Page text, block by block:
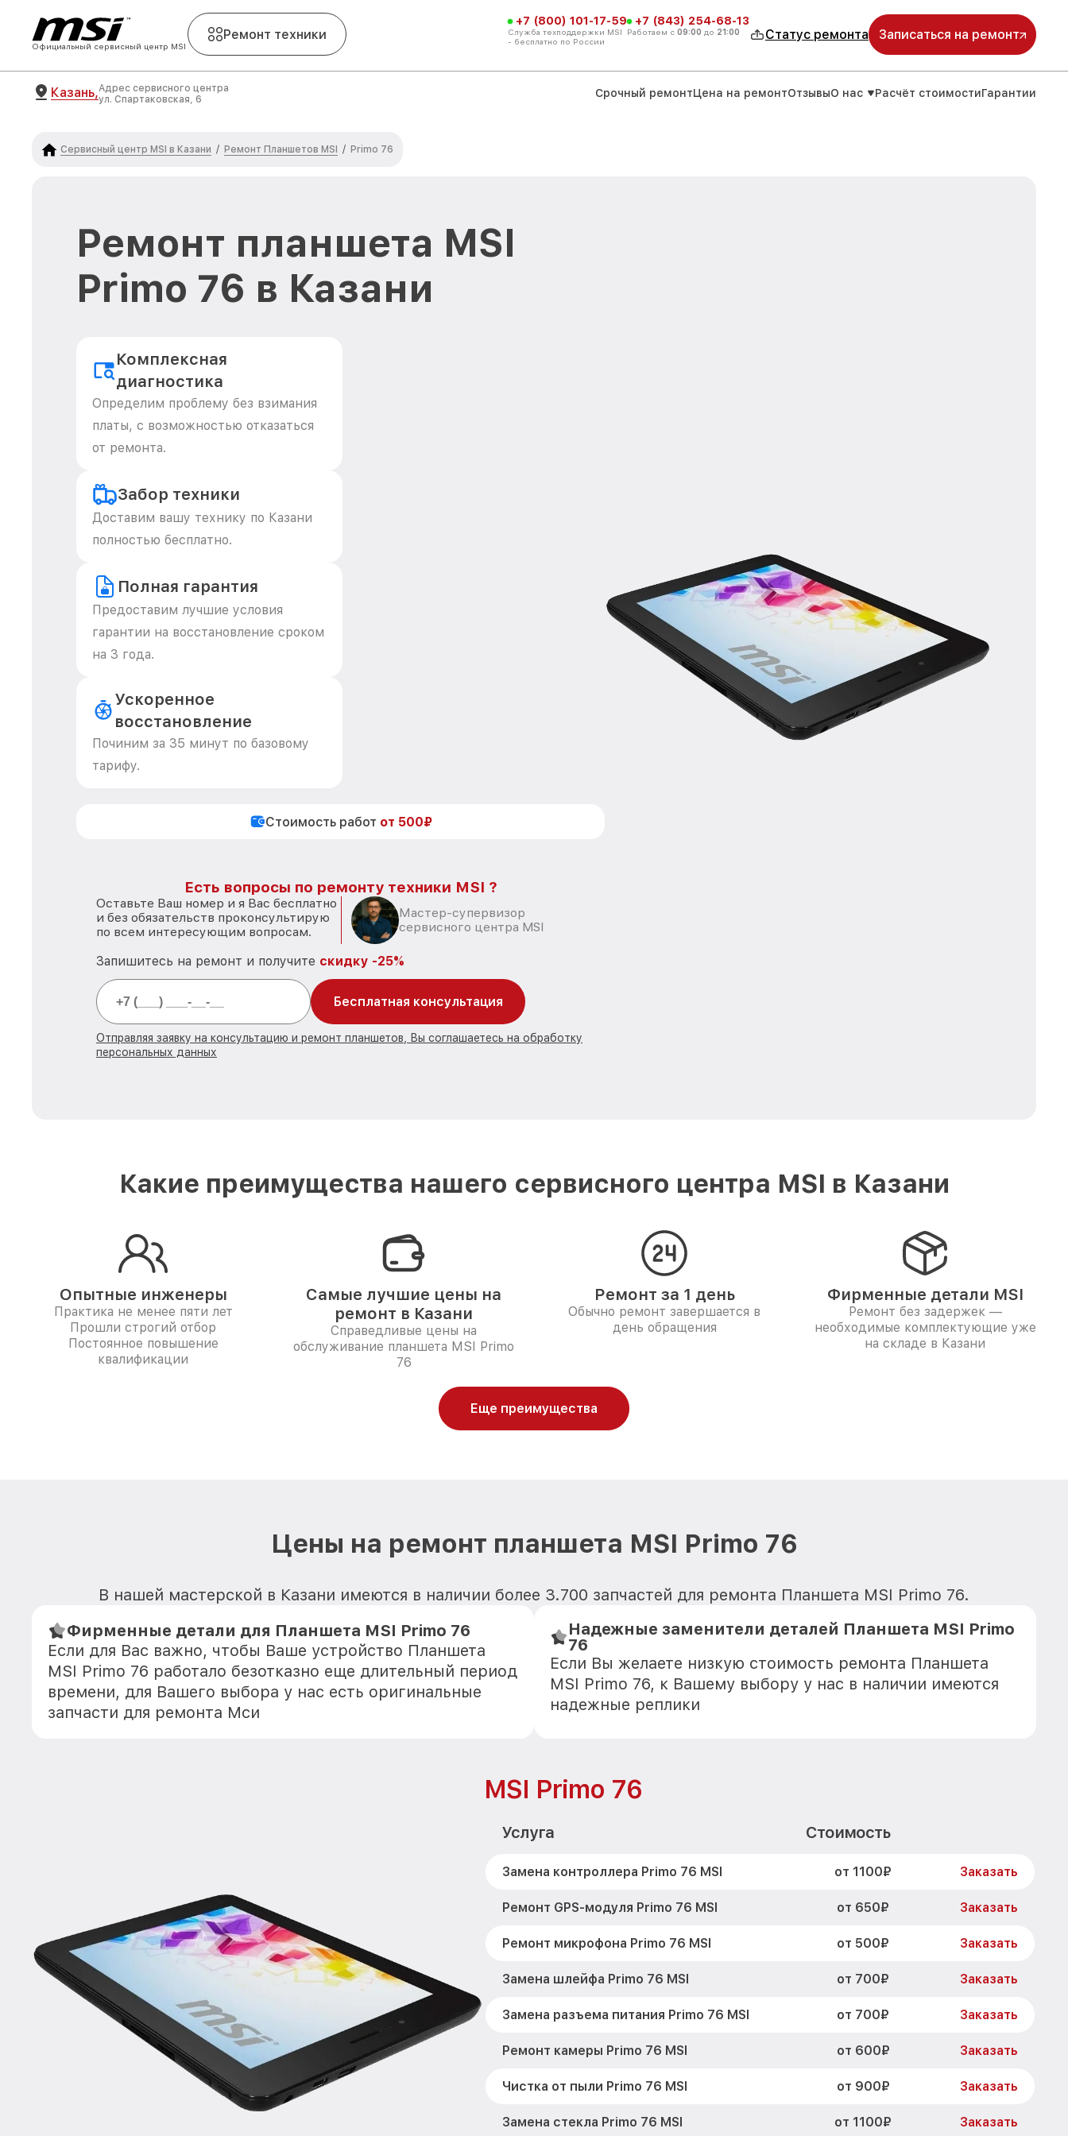
Официальный сервисный центр MSI
Ремонт техники
+7 (800) 101-17-59
Служба техподдержки MSI
- бесплатно по России
+7 (843) 254-68-13
Работаем с 09:00 до 21:00 Статус ремонта Записаться на ремонт
Казань,Адрес сервисного центра
ул. Спартаковская, 6
Срочный ремонтЦена на ремонтОтзывыО нас Расчёт стоимостиГарантии
Сервисный центр MSI в Казани / Ремонт Планшетов MSI / Primo 76
Ремонт планшета MSI
Primo 76 в Казани
Комплексная
диагностика
Определим проблему без взимания
платы, с возможностью отказаться
от ремонта.
Забор техники
Доставим вашу технику по Казани
полностью бесплатно.
Полная гарантия
Предоставим лучшие условия
гарантии на восстановление сроком
на 3 года.
Ускоренное
восстановление
Починим за 35 минут по базовому
тарифу.
Стоимость работ от 500₽
Есть вопросы по ремонту техники MSI ?
Оставьте Ваш номер и я Вас бесплатно
и без обязательств проконсультирую
по всем интересующим вопросам.
Мастер-супервизор
сервисного центра MSI
Запишитесь на ремонт и получите скидку -25%
Бесплатная консультация
Отправляя заявку на консультацию и ремонт планшетов, Вы соглашаетесь на обработку
персональных данных
Какие преимущества нашего сервисного центра MSI в Казани
Опытные инженеры
Практика не менее пяти лет
Прошли строгий отбор
Постоянное повышение
квалификации
Самые лучшие цены на
ремонт в Казани
Справедливые цены на
обслуживание планшета MSI Primo
76
Ремонт за 1 день
Обычно ремонт завершается в
день обращения
Фирменные детали MSI
Ремонт без задержек —
необходимые комплектующие уже
на складе в Казани
Еще преимущества
Цены на ремонт планшета MSI Primo 76
В нашей мастерской в Казани имеются в наличии более 3.700 запчастей для ремонта Планшета MSI Primo 76.
Фирменные детали для Планшета MSI Primo 76
Если для Вас важно, чтобы Ваше устройство Планшета
MSI Primo 76 работало безотказно еще длительный период
времени, для Вашего выбора у нас есть оригинальные
запчасти для ремонта Мси
Надежные заменители деталей Планшета MSI Primo
76
Если Вы желаете низкую стоимость ремонта Планшета
MSI Primo 76, к Вашему выбору у нас в наличии имеются
надежные реплики
MSI Primo 76
Услуга Стоимость
Замена контроллера Primo 76 MSI от 1100₽ Заказать
Ремонт GPS-модуля Primo 76 MSI от 650₽ Заказать
Ремонт микрофона Primo 76 MSI от 500₽ Заказать
Замена шлейфа Primo 76 MSI от 700₽ Заказать
Замена разъема питания Primo 76 MSI от 700₽ Заказать
Ремонт камеры Primo 76 MSI от 600₽ Заказать
Чистка от пыли Primo 76 MSI от 900₽ Заказать
Замена стекла Primo 76 MSI от 1100₽ Заказать